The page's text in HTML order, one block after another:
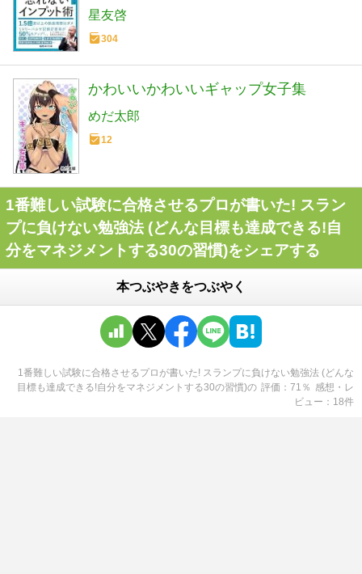
いインプット術
星友啓
304
かわいいかわいいギャップ女子集
めだ太郎
12
1番難しい試験に合格させるプロが書いた! スラン
プに負けない勉強法 (どんな目標も達成できる!自
分をマネジメントする30の習慣)をシェアする
本つぶやきをつぶやく
1番難しい試験に合格させるプロが書いた! スランプに負けない勉強法 (どんな
目標も達成できる!自分をマネジメントする30の習慣)の 評価 71 ％ 感想・レ
ビュー
18件